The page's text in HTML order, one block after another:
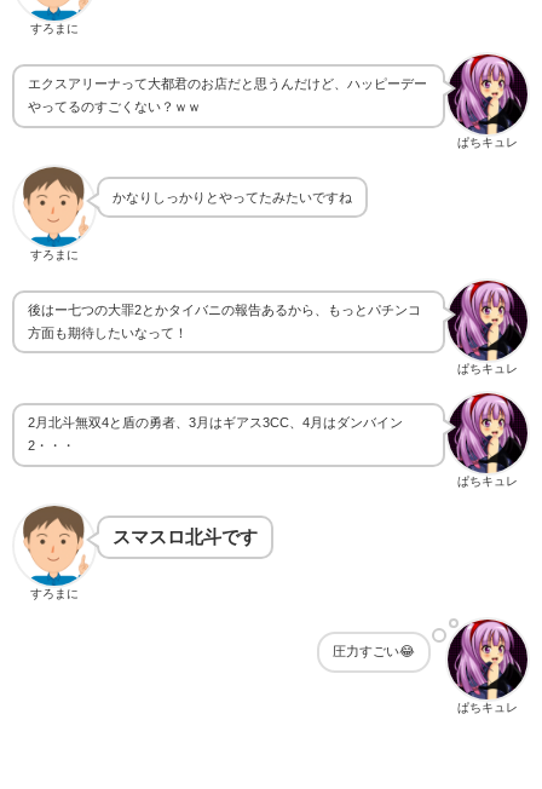
すろまに
ぱちキュレ
エクスアリーナって大都君のお店だと思うんだけど、ハッピーデー
やってるのすごくない？ｗｗ
すろまに
かなりしっかりとやってたみたいですね
ぱちキュレ
後はー七つの大罪2とかタイバニの報告あるから、もっとパチンコ
方面も期待したいなって！
ぱちキュレ
2月北斗無双4と盾の勇者、3月はギアス3CC、4月はダンバイン
2・・・
すろまに
スマスロ北斗です
ぱちキュレ
圧力すごい😂